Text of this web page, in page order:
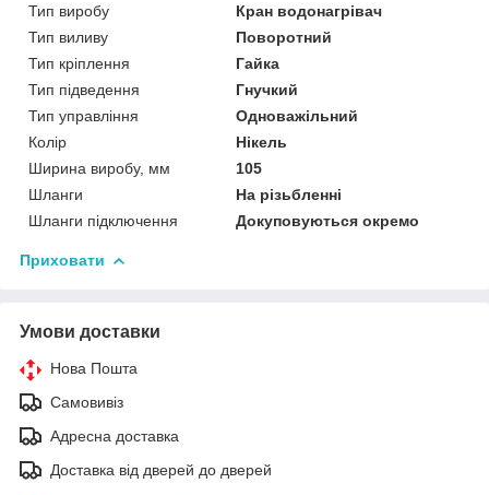
Тип виробу
Кран водонагрівач
Тип виливу
Поворотний
Тип кріплення
Гайка
Тип підведення
Гнучкий
Тип управління
Одноважільний
Колір
Нікель
Ширина виробу, мм
105
Шланги
На різьбленні
Шланги підключення
Докуповуються окремо
Приховати
Умови доставки
Нова Пошта
Самовивіз
Адресна доставка
Доставка від дверей до дверей